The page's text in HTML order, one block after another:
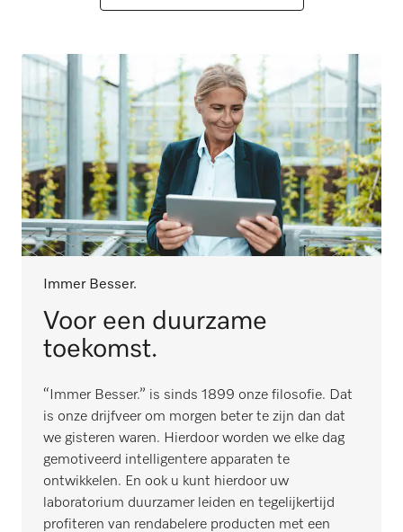
Immer Besser.
Voor een duurzame
toekomst.
“Immer Besser.” is sinds 1899 onze filosofie. Dat
is onze drijfveer om morgen beter te zijn dan dat
we gisteren waren. Hierdoor worden we elke dag
gemotiveerd intelligentere apparaten te
ontwikkelen. En ook u kunt hierdoor uw
laboratorium duurzamer leiden en tegelijkertijd
profiteren van rendabelere producten met een